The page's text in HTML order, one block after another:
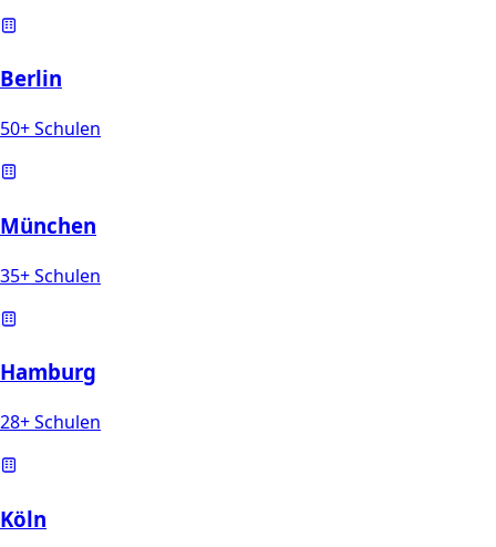
Berlin
50+ Schulen
München
35+ Schulen
Hamburg
28+ Schulen
Köln